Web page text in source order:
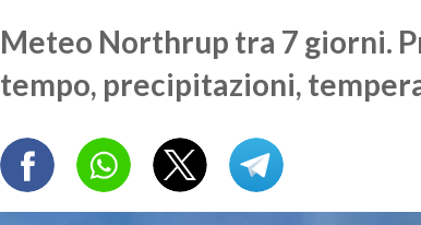
Meteo Northrup tra 7 giorni.
tempo, precipitazioni,